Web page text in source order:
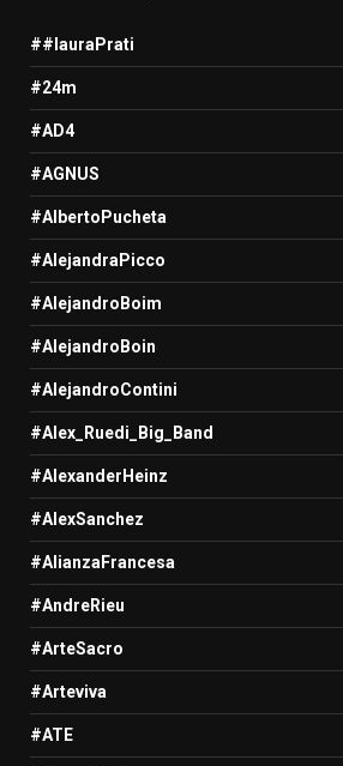
##lauraPrati
#24m
#AD4
#AGNUS
#AlbertoPucheta
#AlejandraPicco
#AlejandroBoim
#AlejandroBoin
#AlejandroContini
#Alex_Ruedi_Big_Band
#AlexanderHeinz
#AlexSanchez
#AlianzaFrancesa
#AndreRieu
#ArteSacro
#Arteviva
#ATE